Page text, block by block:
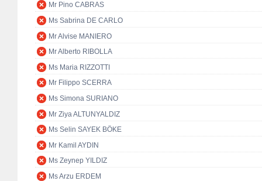
Mr Pino CABRAS
Ms Sabrina DE CARLO
Mr Alvise MANIERO
Mr Alberto RIBOLLA
Ms Maria RIZZOTTI
Mr Filippo SCERRA
Ms Simona SURIANO
Mr Ziya ALTUNYALDIZ
Ms Selin SAYEK BÖKE
Mr Kamil AYDIN
Ms Zeynep YILDIZ
Ms Arzu ERDEM